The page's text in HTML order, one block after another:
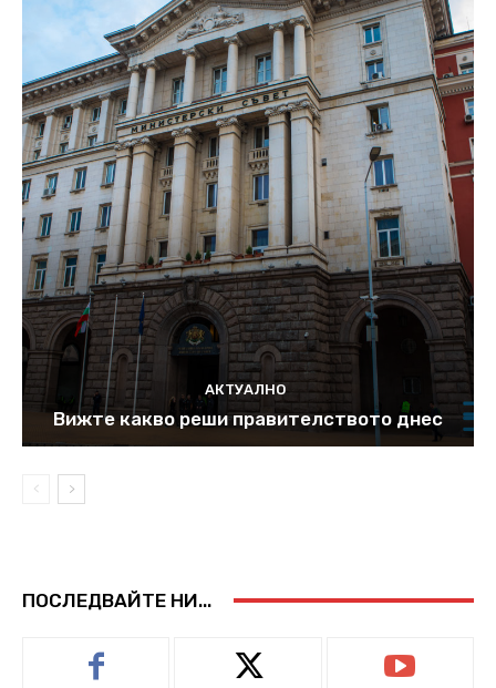
АКТУАЛНО
Вижте какво реши правителството днес
ПОСЛЕДВАЙТЕ НИ...